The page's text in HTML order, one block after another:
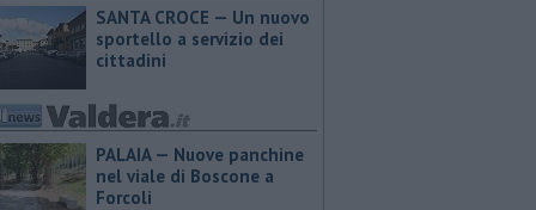
SANTA CROCE — Un nuovo
sportello a servizio dei
cittadini
PALAIA — Nuove panchine
nel viale di Boscone a
Forcoli